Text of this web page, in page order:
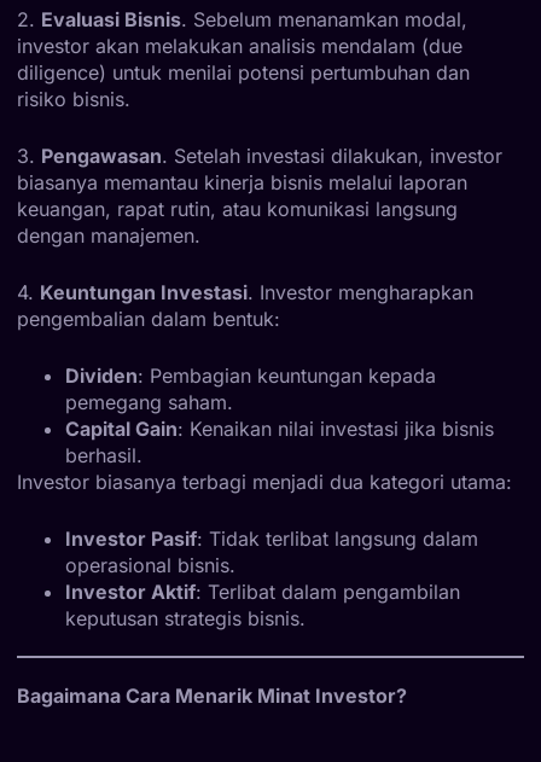
2. Evaluasi Bisnis. Sebelum menanamkan modal,
investor akan melakukan analisis mendalam (due
diligence) untuk menilai potensi pertumbuhan dan
risiko bisnis.
3. Pengawasan. Setelah investasi dilakukan, investor
biasanya memantau kinerja bisnis melalui laporan
keuangan, rapat rutin, atau komunikasi langsung
dengan manajemen.
4. Keuntungan Investasi. Investor mengharapkan
pengembalian dalam bentuk:
Dividen: Pembagian keuntungan kepada
pemegang saham.
Capital Gain: Kenaikan nilai investasi jika bisnis
berhasil.
Investor biasanya terbagi menjadi dua kategori utama:
Investor Pasif: Tidak terlibat langsung dalam
operasional bisnis.
Investor Aktif: Terlibat dalam pengambilan
keputusan strategis bisnis.
Bagaimana Cara Menarik Minat Investor?